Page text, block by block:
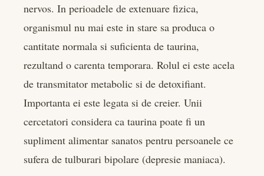
nervos. In perioadele de extenuare fizica,
organismul nu mai este in stare sa produca o
cantitate normala si suficienta de taurina,
rezultand o carenta temporara. Rolul ei este acela
de transmitator metabolic si de detoxifiant.
Importanta ei este legata si de creier. Unii
cercetatori considera ca taurina poate fi un
supliment alimentar sanatos pentru persoanele ce
sufera de tulburari bipolare (depresie maniaca).